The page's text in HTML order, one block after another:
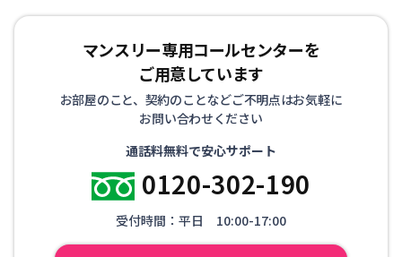
マンスリー専用コールセンターを
ご用意しています
お部屋のこと、契約のことなどご不明点はお気軽に
お問い合わせください
通話料無料で安心サポート
0120-302-190
受付時間：平日 10:00-17:00